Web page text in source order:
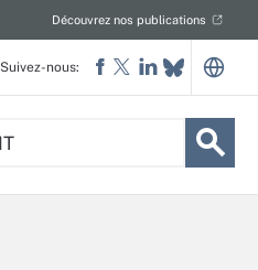
Découvrez nos publications
Suivez-nous: